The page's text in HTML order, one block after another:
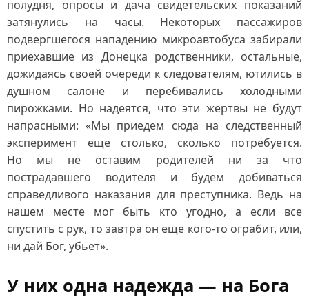
полудня, опросы и дача свидетельских показаний
затянулись на часы. Некоторых пассажиров
подвергшегося нападению микроавтобуса забирали
приехавшие из Донецка родственники, остальные,
дожидаясь своей очереди к следователям, ютились в
душном салоне и перебивались холодными
пирожками. Но надеятся, что эти жертвы не будут
напрасными: «Мы приедем сюда на следственный
эксперимент еще столько, сколько потребуется.
Но мы не оставим родителей ни за что
пострадавшего водителя и будем добиваться
справедливого наказания для преступника. Ведь на
нашем месте мог быть кто угодно, а если все
спустить с рук, то завтра он еще кого‑то ограбит, или,
ни дай Бог, убьет».
У них одна надежда — на Бога